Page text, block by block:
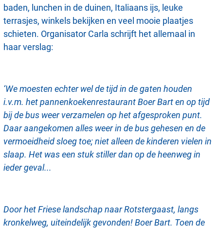
baden, lunchen in de duinen, Italiaans ijs, leuke
terrasjes, winkels bekijken en veel mooie plaatjes
schieten. Organisator Carla schrijft het allemaal in
haar verslag:
‘We moesten echter wel de tijd in de gaten houden
i.v.m. het pannenkoekenrestaurant Boer Bart en op tijd
bij de bus weer verzamelen op het afgesproken punt.
Daar aangekomen alles weer in de bus gehesen en de
vermoeidheid sloeg toe; niet alleen de kinderen vielen in
slaap. Het was een stuk stiller dan op de heenweg in
ieder geval...
Door het Friese landschap naar Rotstergaast, langs
kronkelweg, uiteindelijk gevonden! Boer Bart. Toen de